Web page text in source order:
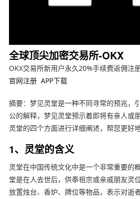
全球顶尖加密交易所-OKX
OKX交易所新用户永久20%手续费返佣注册
官网注册 APP下载
摘要：梦见灵堂是一种不同寻常的预兆，
公的解释，梦见灵堂预示着即将有亲人或
灵堂的四个方面进行详细阐述，帮您更好
1、灵堂的含义
灵堂在中国传统文化中是一个非常重要的
堂是在人去世后，供奉祖宗或亲戚朋友灵
放置烛台、香炉、牌位等物品，表示对逝